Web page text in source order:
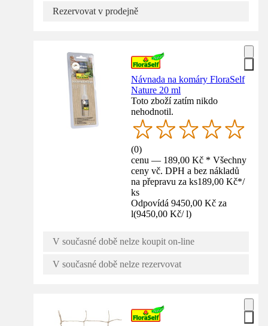
Rezervovat v prodejně
Návnada na komáry FloraSelf
Nature 20 ml
Toto zboží zatím nikdo
nehodnotil.
(0)
cenu — 189,00 Kč * Všechny
ceny vč. DPH a bez nákladů
na přepravu za ks189,00 Kč*/
ks
Odpovídá 9450,00 Kč za
l(9450,00 Kč/ l)
V současné době nelze koupit on-line
V současné době nelze rezervovat